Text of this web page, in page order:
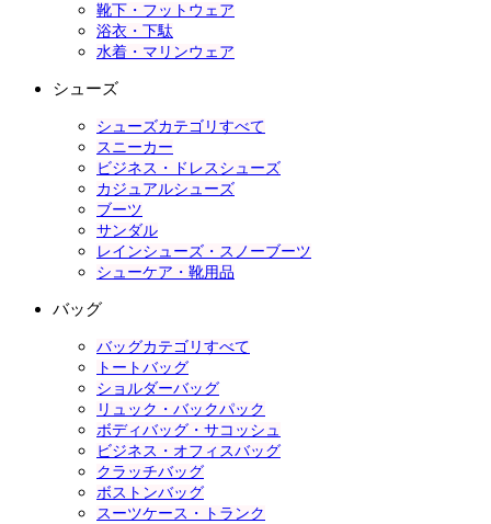
靴下・フットウェア
浴衣・下駄
水着・マリンウェア
シューズ
シューズカテゴリすべて
スニーカー
ビジネス・ドレスシューズ
カジュアルシューズ
ブーツ
サンダル
レインシューズ・スノーブーツ
シューケア・靴用品
バッグ
バッグカテゴリすべて
トートバッグ
ショルダーバッグ
リュック・バックパック
ボディバッグ・サコッシュ
ビジネス・オフィスバッグ
クラッチバッグ
ボストンバッグ
スーツケース・トランク